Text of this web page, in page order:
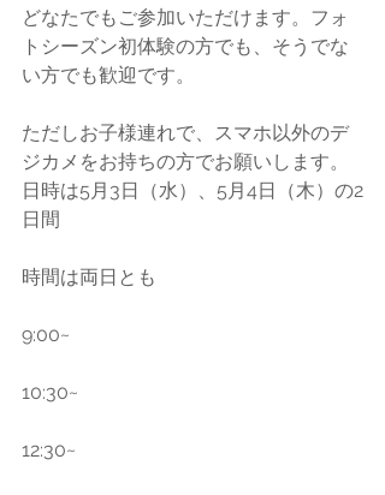
どなたでもご参加いただけます。フォ
トシーズン初体験の方でも、そうでな
い方でも歓迎です。
ただしお子様連れで、スマホ以外のデ
ジカメをお持ちの方でお願いします。
日時は5月3日（水）、5月4日（木）の2
日間
時間は両日とも
9:00~
10:30~
12:30~